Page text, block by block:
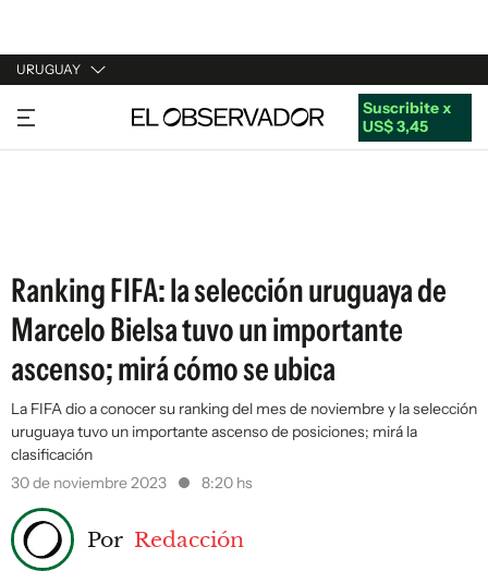
URUGUAY
URUGUAY
ARGENTINA
Suscribite x
US$ 3,45
Ranking FIFA: la selección uruguaya de
Marcelo Bielsa tuvo un importante
ascenso; mirá cómo se ubica
La FIFA dio a conocer su ranking del mes de noviembre y la selección
uruguaya tuvo un importante ascenso de posiciones; mirá la
clasificación
30 de noviembre 2023
8:20 hs
Por Redacción